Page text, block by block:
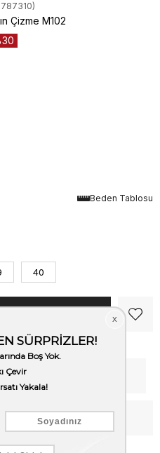
Çizme M102
30
Beden Tablosu
40
Bilgi Al